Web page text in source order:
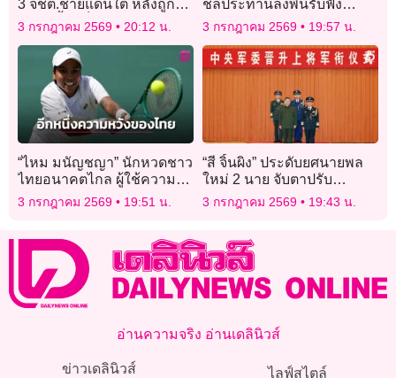
3 จชต.ชายแดนใต้ หลังถูก
หลอกซื้อแพ็กเกจ ‘อุมเราะห์’
3 กรกฎาคม 2569 20:12 น.
ชลประทานลงพื้นรับฟัง
ปัญหาเกษตรกรหลังเผชิญ
ปัญหาขาดแคลนน้ำทำนา
3 กรกฎาคม 2569 19:57 น.
“ไหม มนัญชญา” นักหวดชาว
ไทยอนาคตไกล ผู้ใช้ความ
มอดทนเอาชนะตัวเองและคู่
3 กรกฎาคม 2569 19:51 น.
“สี จิ้นผิง” ประดับยศนายพล
ใหม่ 2 นาย จับตาปรับ
โครงสร้างผู้นำกองทัพจีน
3 กรกฎาคม 2569 19:43 น.
อ่านความจริง อ่านเดลินิวส์
ข่าวเดลินิวส์ ไลฟ์สไตล์